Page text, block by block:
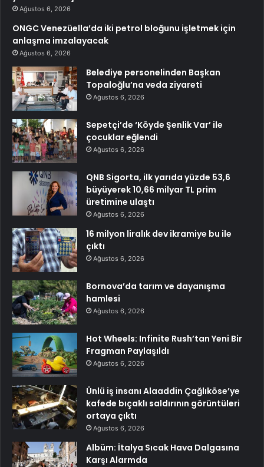
Ağustos 6, 2026
ONGC Venezüella’da iki petrol bloğunu işletmek için
anlaşma imzalayacak
Ağustos 6, 2026
Belediye personelinden Başkan
Topaloğlu’na veda ziyareti
Ağustos 6, 2026
Sepetçi’de ‘Köyde Şenlik Var’ ile
çocuklar eğlendi
Ağustos 6, 2026
QNB Sigorta, ilk yarıda yüzde 53,6
büyüyerek 10,66 milyar TL prim
üretimine ulaştı
Ağustos 6, 2026
16 milyon liralık dev ikramiye bu ile
çıktı
Ağustos 6, 2026
Bornova’da tarım ve dayanışma
hamlesi
Ağustos 6, 2026
Hot Wheels: Infinite Rush’tan Yeni Bir
Fragman Paylaşıldı
Ağustos 6, 2026
Ünlü iş insanı Alaaddin Çağlıköse’ye
kafede bıçaklı saldırının görüntüleri
ortaya çıktı
Ağustos 6, 2026
Albüm: İtalya Sıcak Hava Dalgasına
Karşı Alarmda